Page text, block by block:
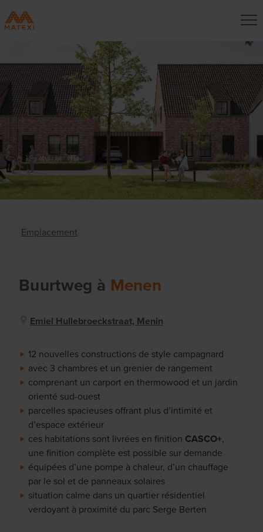
Emplacement
Buurtweg à Menen
Emiel Hullebroeckstraat, Menin
12 nouvelles constructions de style campagnard
avec 3 chambres et un grenier de rangement
comprenant un carport en thermowood et un jardin
orienté sud-ouest
parcelles spacieuses offrant plus d’intimité et
d’espace extérieur
ces habitations sont livrées en finition CASCO+,
une finition complète est possible sur demande
équipées d’une pompe à chaleur, d’un chauffage
par le sol et de panneaux solaires
situation calme dans un quartier résidentiel
verdoyant à proximité du parc Serge Berten